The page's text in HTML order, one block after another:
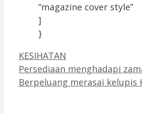
“magazine cover style”
]
}
Categories
KESIHATAN
Persediaan menghadapi
Berpeluang merasai kelupis